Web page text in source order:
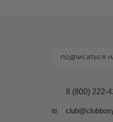
ПОДПИСАТЬСЯ
8 (800) 222-